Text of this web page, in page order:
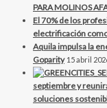
PARA MOLINOS
El 70% de los
electrificación
Aquila impulsa la
Goparity 15 abril
septiembre y
soluciones